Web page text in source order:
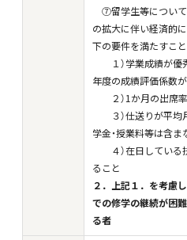
⑦留学生等について
の拡大に伴い経済的
下の要件を満たすこ
１）学業成績が優
年度の成績評価係数
２）1か月の出席
３）仕送りが平均
学金・授業料等は含ま
４）在日している
ること
２．上記１．を考慮
での修学の継続が困
る者